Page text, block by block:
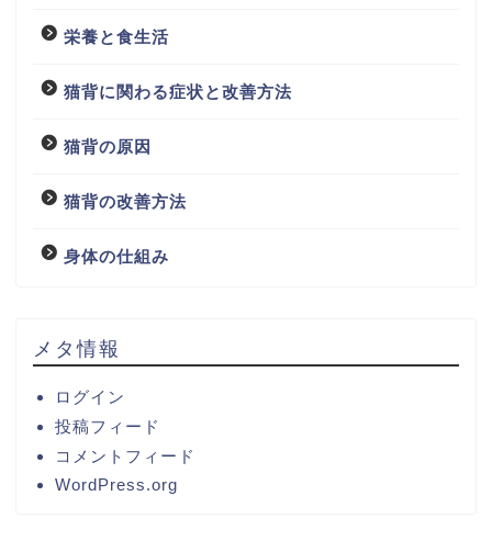
栄養と食生活
猫背に関わる症状と改善方法
猫背の原因
猫背の改善方法
身体の仕組み
メタ情報
ログイン
投稿フィード
コメントフィード
WordPress.org